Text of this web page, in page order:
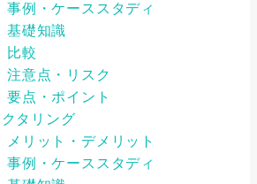
事例・ケーススタディ
基礎知識
比較
注意点・リスク
要点・ポイント
タリング
メリット・デメリット
事例・ケーススタディ